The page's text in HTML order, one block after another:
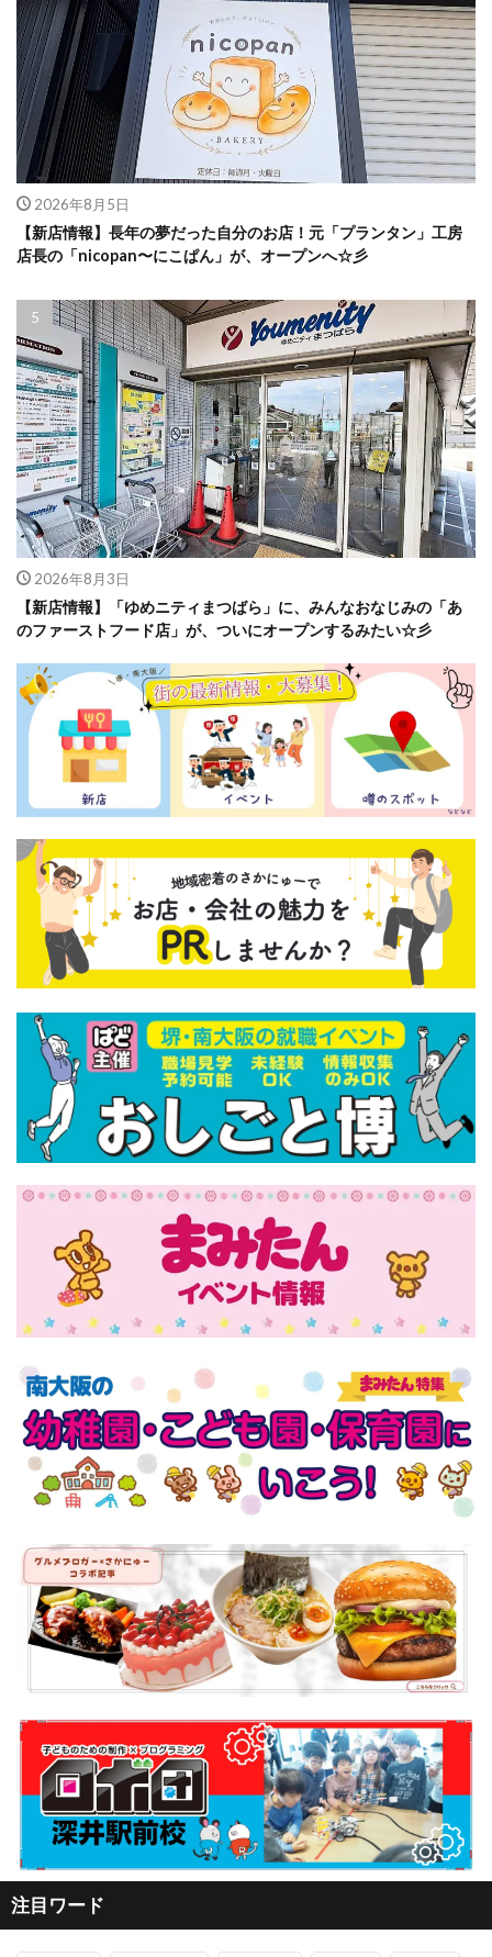
2026年8月5日
【新店情報】長年の夢だった自分のお店！元「プランタン」工房
店長の「nicopan〜にこぱん」が、オープンへ☆彡
2026年8月3日
【新店情報】「ゆめニティまつばら」に、みんなおなじみの「あ
のファーストフード店」が、ついにオープンするみたい☆彡
注目ワード